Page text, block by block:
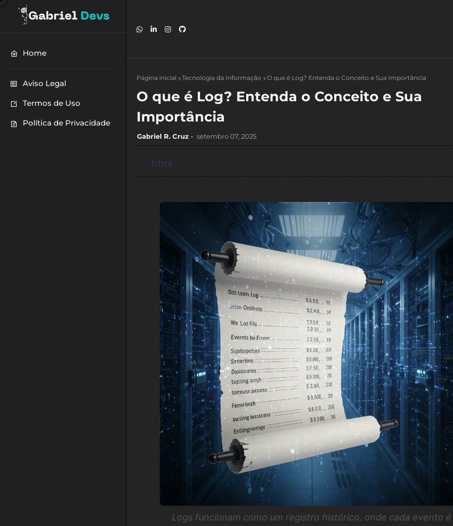
Home
Aviso Legal
Termos de Uso
Política de Privacidade
Página inicial Tecnologia da Informação O que é Log? Entenda o Conceito e Sua Importância
O que é Log? Entenda o Conceito e Sua
Importância
Gabriel R. Cruz setembro 07, 2025
```html
Logs funcionam como um registro histórico, onde cada evento é